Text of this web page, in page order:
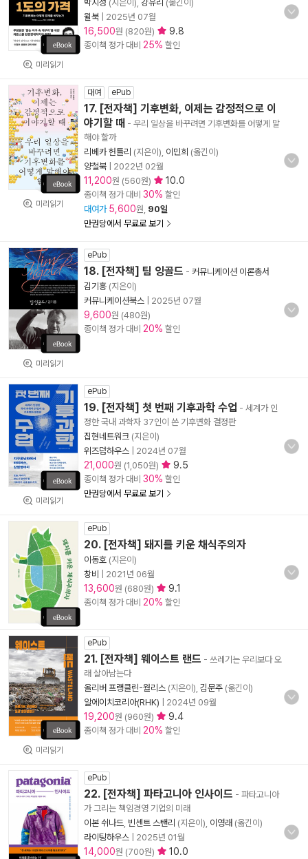
미리읽기
박지성 (지은이), 강유리 (옮긴이)
윌북
2025년 07월
16,500원 (820원) 9.8
종이책 정가 대비 25% 할인
미리읽기
대여 ePub
17. [전자책] 기후변화, 이제는 감정적으로 이
야기할 때 - 우리 일상을 바꾸려면 기후변화를 어떻게 말
해야 할까
리베카 헌틀리 (지은이), 이민희 (옮긴이)
양철북
2022년 02월
11,200원 (560원) 10.0
종이책 정가 대비 30% 할인
대여가 5,600원, 90일
만권당에서 무료로 보기
미리읽기
ePub
18. [전자책] 팀 잉골드 - 커뮤니케이션 이론총서
김기흥 (지은이)
커뮤니케이션북스
2025년 07월
9,600원 (480원)
종이책 정가 대비 20% 할인
미리읽기
ePub
19. [전자책] 첫 번째 기후과학 수업 - 세계가 인
정한 국내 과학자 37인이 쓴 기후변화 결정판
집현네트워크 (지은이)
위즈덤하우스
2024년 07월
21,000원 (1,050원) 9.5
종이책 정가 대비 30% 할인
만권당에서 무료로 보기
ePub
20. [전자책] 돼지를 키운 채식주의자
이동호 (지은이)
창비
2021년 06월
13,600원 (680원) 9.1
종이책 정가 대비 20% 할인
미리읽기
ePub
21. [전자책] 웨이스트 랜드 - 쓰레기는 우리보다 오
래 살아남는다
올리버 프랭클린-월리스 (지은이), 김문주 (옮긴이)
알에이치코리아(RHK)
2024년 09월
19,200원 (960원) 9.4
종이책 정가 대비 20% 할인
ePub
22. [전자책] 파타고니아 인사이드 - 파타고니아
가 그리는 책임경영 기업의 미래
이본 쉬나드 빈센트 스탠리 (지은이), 이영래 (옮긴이)
라이팅하우스
2025년 01월
14,000원 (700원) 10.0